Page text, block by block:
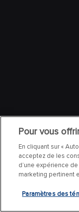
Pour vous
En cliquant sur «
acceptez de les
d’une expérience
marketing pertinent
Paramètres des